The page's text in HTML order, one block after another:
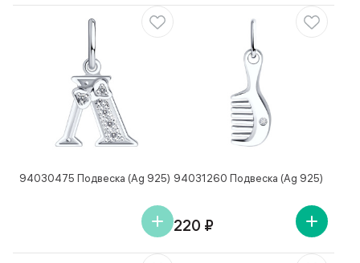
94030475 Подвеска (Ag 925) 94031260 Подвеска (Ag 925)
220 ₽